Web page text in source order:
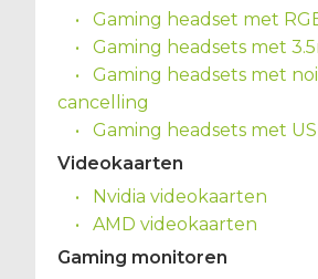
Gaming headset met
Gaming headsets met
Gaming headsets met
cancelling
Gaming headsets met
Videokaarten
Nvidia videokaarten
AMD videokaarten
Gaming monitoren